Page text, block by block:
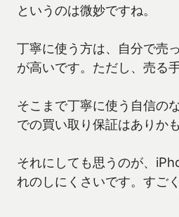
というのは微妙ですね。
丁寧に使う方は、自分で売
が高いです。ただし、売る
そこまで丁寧に使う自信の
での買い取り保証はありか
それにしても思うのが、
れのしにくさいです。すご